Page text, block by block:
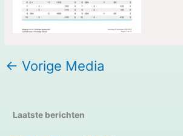
← Vorige Media
Laatste berichten